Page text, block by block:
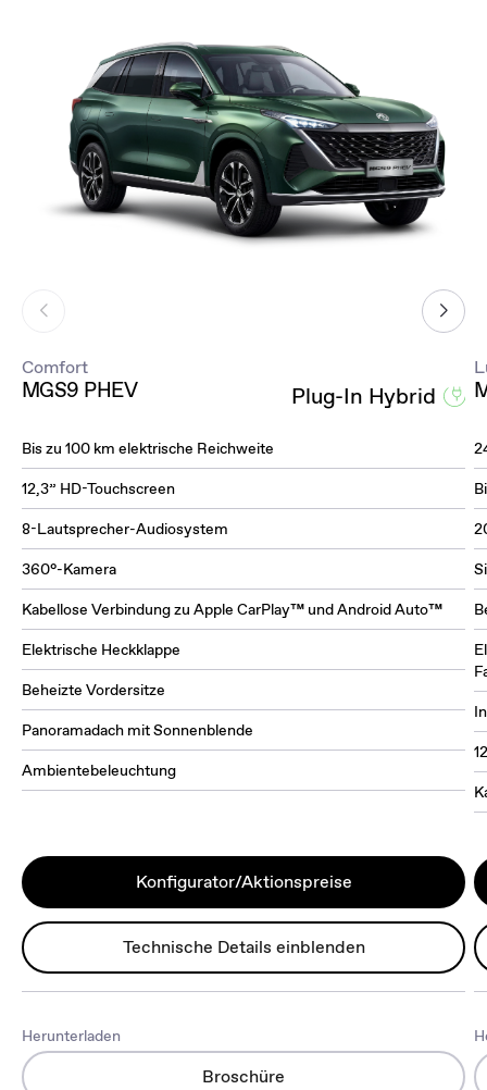
Comfort
MGS9 PHEV Plug-In Hybrid
Bis zu 100 km elektrische Reichweite
12,3” HD-Touchscreen
8-Lautsprecher-Audiosystem
360°-Kamera
Kabellose Verbindung zu Apple CarPlay™ und Android Auto™
Elektrische Heckklappe
Beheizte Vordersitze
Panoramadach mit Sonnenblende
Ambientebeleuchtung
Konfigurator/Aktionspreise
Technische Details einblenden
Herunterladen
Broschüre